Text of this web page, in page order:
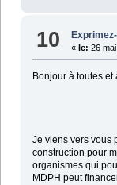
10 «le: 26
Bonjour à toutes et
Je viens vers vous
construction pour
organismes qui
MDPH peut